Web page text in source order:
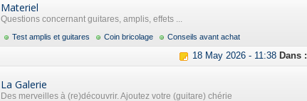
Materiel
Questions concernant guitares, amplis, effets ...
Test amplis et guitares Coin bricolage Conseils avant achat
18 May 2026 - 11:38 Dans :
La Galerie
Des merveilles à (re)découvrir. Ajoutez votre (guitare) chérie